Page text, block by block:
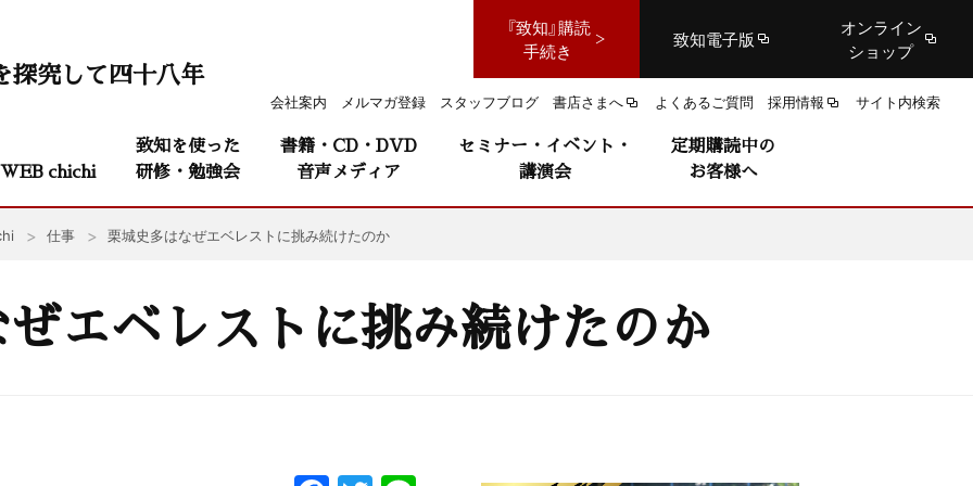
『致知』購読
手続き
致知電子版
オンライン
ショップ
会社案内 メルマガ登録 スタッフブログ 書店さまへ よくあるご質問 採用情報 サイト内検索
探究して四十八年
WEB chichi
致知を使った
研修・勉強会
書籍・CD・DVD
音声メディア
セミナー・イベント・
講演会
定期購読中の
お客様へ
仕事 栗城史多はなぜエベレストに挑み続けたのか
エベレストに挑み続けたのか